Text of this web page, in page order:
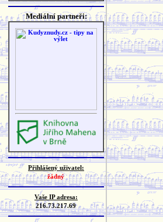
Mediální partneři:
Přihlášený uživatel:
žádný
Vaše IP adresa:
216.73.217.69